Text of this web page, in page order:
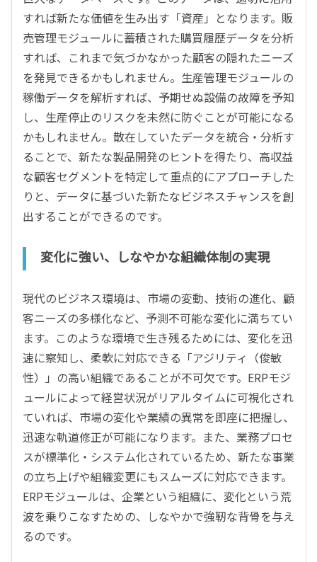
すれば新たな価値を生み出す「資産」となります。販
売管理モジュールに蓄積された購買履歴データを分析
すれば、これまで気づかなかった顧客の隠れたニーズ
を発見できるかもしれません。生産管理モジュールの
稼働データを解析すれば、予期せぬ設備の故障を予知
し、生産停止のリスクを未然に防ぐことが可能になる
かもしれません。散在していたデータを統合・分析す
ることで、新たな製品開発のヒントを得たり、高収益
な顧客セグメントを特定して重点的にアプローチした
りと、データに基づいた新たなビジネスチャンスを創
出することができるのです。
変化に強い、しなやかな組織体制の実現
現代のビジネス環境は、市場の変動、技術の進化、顧
客ニーズの多様化など、予測不可能な変化に満ちてい
ます。このような環境で生き残るためには、変化を迅
速に察知し、柔軟に対応できる「アジリティ（俊敏
性）」の高い組織であることが不可欠です。ERPモジ
ュールによって経営状況がリアルタイムに可視化され
ていれば、市場の変化や業績の異常を即座に把握し、
迅速な軌道修正が可能になります。また、業務プロセ
スが標準化・システム化されているため、新たな事業
の立ち上げや組織変更にもスムーズに対応できます。
ERPモジュールは、企業という組織に、変化という荒
波を乗りこなすための、しなやかで強靭な背骨を与え
るのです。